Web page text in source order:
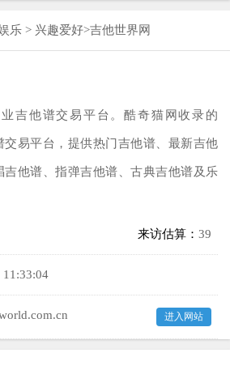
乐 > 兴趣爱好>吉他世界网
吉他谱交易平台。酷奇猫网收录的
交易平台，提供热门吉他谱、最新吉他
他谱、指弹吉他谱、古典吉他谱及乐
来访估算： 39
11:33:04
进入网站